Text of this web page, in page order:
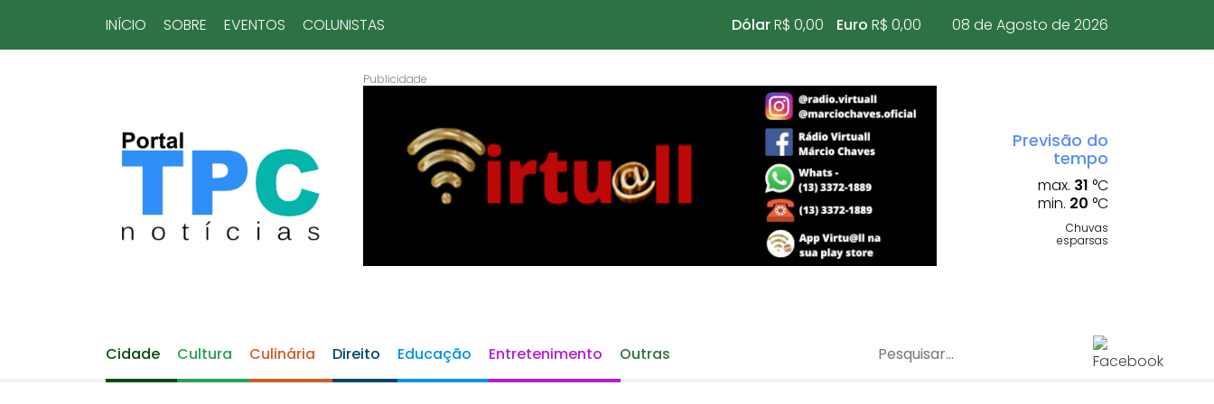
INÍCIO SOBRE EVENTOS COLUNISTAS DólarR$ 0,00 Euro R$ 0,00 08 de Agosto de 2026
Previsão do
tempo
max. 31 °C
min. 20 °C
Chuvas
esparsas
Cidade Cultura Culinária Direito Educação Entretenimento Outras